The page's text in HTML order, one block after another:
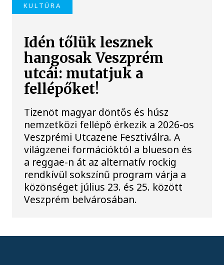
KULTÚRA
Idén tőlük lesznek
hangosak Veszprém
utcái: mutatjuk a
fellépőket!
Tizenöt magyar döntős és húsz
nemzetközi fellépő érkezik a 2026-os
Veszprémi Utcazene Fesztiválra. A
világzenei formációktól a blueson és
a reggae-n át az alternatív rockig
rendkívül sokszínű program várja a
közönséget július 23. és 25. között
Veszprém belvárosában.